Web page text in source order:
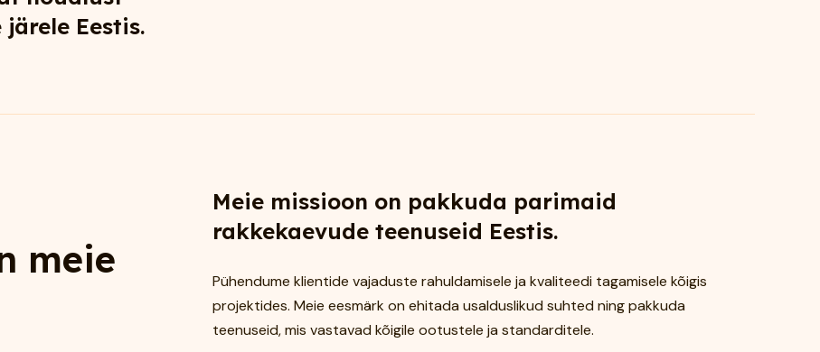
Eestis.
meie
Meie missioon on pakkuda parimaid
rakkekaevude teenuseid Eestis.
Pühendume klientide vajaduste rahuldamisele ja kvaliteedi tagamisele kõigis
projektides. Meie eesmärk on ehitada usalduslikud suhted ning pakkuda
teenuseid, mis vastavad kõigile ootustele ja standarditele.